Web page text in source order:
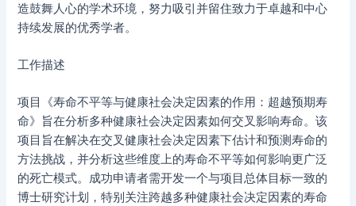
造鼓舞人心的学术环境，努力吸引并留住致力于卓越和中心
持续发展的优秀学者。
工作描述
项目《寿命不平等与健康社会决定因素的作用：超越预期寿
命》旨在分析多种健康社会决定因素如何交叉影响寿命。该
项目旨在解决在交叉健康社会决定因素下估计和预测寿命的
方法挑战，并分析这些维度上的寿命不平等如何影响更广泛
的死亡模式。成功申请者需开发一个与项目总体目标一致的
博士研究计划，特别关注跨越多种健康社会决定因素的寿命